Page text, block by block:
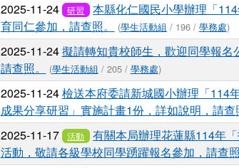
2025-11-24 研習
本縣化仁國民小學辦理「
育同仁參加，請查照。
(學生活動組 / 196 / 學務處)
2025-11-24擬請轉知貴校師生，歡迎同學報
請查照。
(學生活動組 / 205 / 學務處)
2025-11-24檢送本府委請新城國小辦理「114
成果分享研習」實施計畫1份，詳如說明，請查
2025-11-17 活動
有關本局辦理花蓮縣114年
活動，敬請各級學校同學踴躍報名參加，請查照